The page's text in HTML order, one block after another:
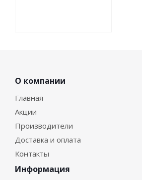
О компании
Главная
Акции
Производители
Доставка и оплата
Контакты
Информация